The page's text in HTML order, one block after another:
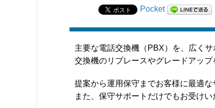
Pocket
主要な電話交換機（PBX）を、広くサ
交換機のリプレースやグレードアップ
提案から運用保守までお客様に最適な
また、保守サポートだけでもお受け